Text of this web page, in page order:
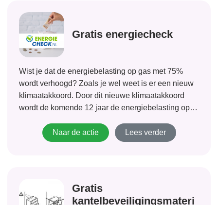
Gratis energiecheck
Wist je dat de energiebelasting op gas met 75%
wordt verhoogd? Zoals je wel weet is er een nieuw
klimaatakkoord. Door dit nieuwe klimaatakkoord
wordt de komende 12 jaar de energiebelasting op
belangrijk om je...
Naar de actie Lees verder
Gratis
kantelbeveiligingsmateri